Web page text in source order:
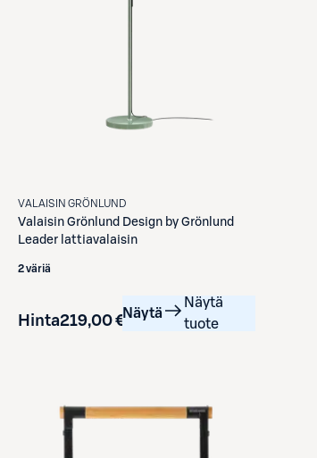
VALAISIN GRÖNLUND
Valaisin Grönlund Design by Grönlund
Leader lattiavalaisin
2 väriä
Hinta219,00 €Näytä
Näytä
tuote